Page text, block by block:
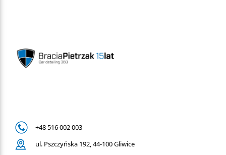
+48 516 002 003
ul. Pszczyńska 192, 44-100 Gliwice